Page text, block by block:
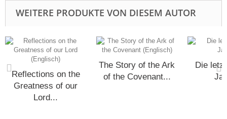
WEITERE PRODUKTE VON DIESEM AUTOR
Reflections on the
Greatness of our
Lord...
The Story of the Ark
of the Covenant...
Die